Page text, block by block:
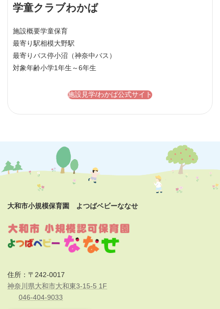
学童クラブわかば
施設概要学童保育
最寄り駅相模大野駅
最寄りバス停小沼（神奈中バス）
対象年齢小学1年生～6年生
施設見学/わかば公式サイト
大和市小規模保育園 よつばベビーななせ
住所：〒242-0017
神奈川県大和市大和東3-15-5 1F
046-404-9033